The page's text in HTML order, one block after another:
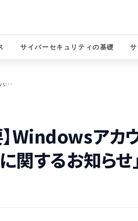
サイバーセキュリティの基礎
【
注意喚起】「【重要】Windowsアカウントのパスワード有効期限に関するお知らせ」はフィッシング詐欺です
】Windowsアカ
するお知らせ